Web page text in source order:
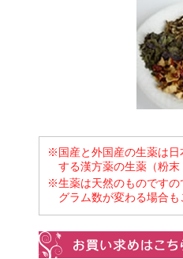
※国産と外国産の生薬は日
する漢方薬の生薬（粉
※生薬は天然のものですの
グラム数が変わる場合